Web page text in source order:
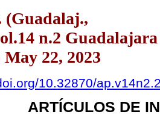
(Guadalaj.,
n.2
22, 2023
10.32870/
ARTÍCULOS DE